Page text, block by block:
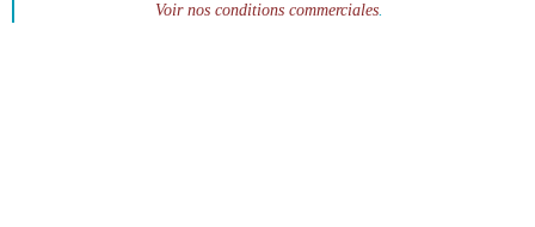
Voir nos conditions commerciales.